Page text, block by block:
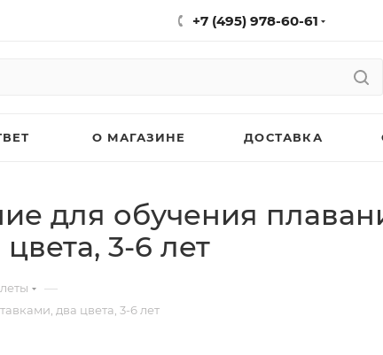
+7 (495) 978-60-61
О МАГАЗИНЕ ДОСТАВКА
для обучения
3-6 лет
—
два цвета, 3-6 лет